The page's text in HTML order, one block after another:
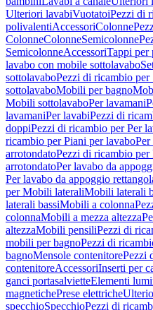
Ulteriori lavabiVuotatoiPezzi di
polivalentiAccessoriColonne
ColonneColonneSemicolonne
SemicolonneAccessoriTappi per
lavabo con mobile sottolavabo
sottolavaboPezzi di ricambio
sottolavaboMobili per bagno
Mobili sottolavaboPer lavamani
lavamaniPer lavabiPezzi di
doppiPezzi di ricambio per Per
ricambio per Piani per lavaboPer
arrotondatoPezzi di ricambio per
arrotondatoPer lavabo da
Per lavabo da appoggio
per Mobili lateraliMobili laterali
laterali bassiMobili a colonna
colonnaMobili a mezza altezza
altezzaMobili pensiliPezzi di
mobili per bagnoPezzi di
bagnoMensole contenitorePezzi
contenitoreAccessoriInserti per
ganci portasalvietteElementi
magnetichePrese elettriche
specchioSpecchioPezzi di